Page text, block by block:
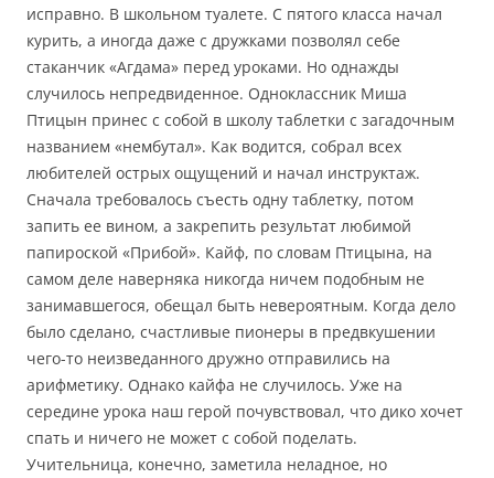
исправно. В школьном туалете. С пятого класса начал
курить, а иногда даже с дружками позволял себе
стаканчик «Агдама» перед уроками. Но однажды
случилось непредвиденное. Одноклассник Миша
Птицын принес с собой в школу таблетки с загадочным
названием «нембутал». Как водится, собрал всех
любителей острых ощущений и начал инструктаж.
Сначала требовалось съесть одну таблетку, потом
запить ее вином, а закрепить результат любимой
папироской «Прибой». Кайф, по словам Птицына, на
самом деле наверняка никогда ничем подобным не
занимавшегося, обещал быть невероятным. Когда дело
было сделано, счастливые пионеры в предвкушении
чего-то неизведанного дружно отправились на
арифметику. Однако кайфа не случилось. Уже на
середине урока наш герой почувствовал, что дико хочет
спать и ничего не может с собой поделать.
Учительница, конечно, заметила неладное, но